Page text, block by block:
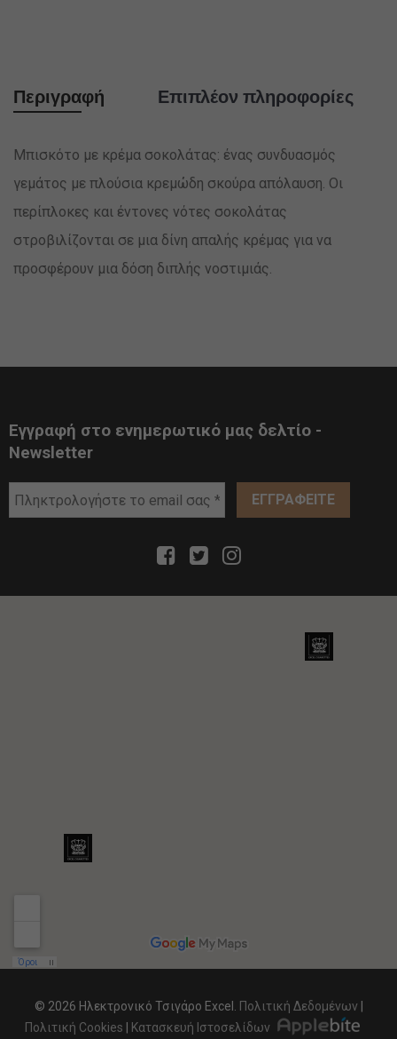
Περιγραφή Επιπλέον πληροφορίες
Μπισκότο με κρέμα σοκολάτας: ένας συνδυασμός
γεμάτος με πλούσια κρεμώδη σκούρα απόλαυση. Οι
περίπλοκες και έντονες νότες σοκολάτας
στροβιλίζονται σε μια δίνη απαλής κρέμας για να
προσφέρουν μια δόση διπλής νοστιμιάς.
Εγγραφή στο ενημερωτικό μας δελτίο -
Newsletter
© 2026 Ηλεκτρονικό Τσιγάρο Excel. Πολιτική Δεδομένων|
Πολιτική Cookies
Κατασκευή Ιστοσελίδων